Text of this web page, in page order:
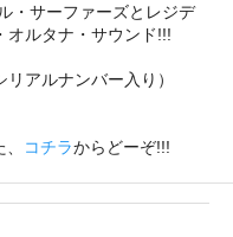
・サーファーズとレジデ
オルタナ・サウンド!!!
アルナンバー入り）
コチラからどーぞ!!!